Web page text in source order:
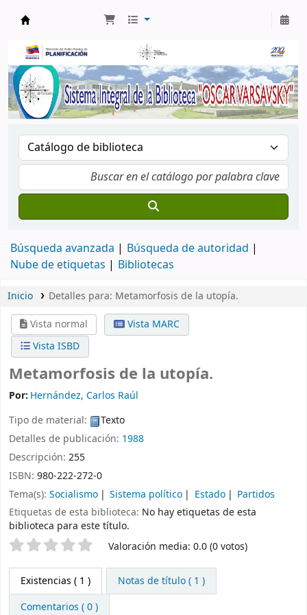
Búsqueda avanzada
Búsqueda de autoridad
Nube de etiquetas
Bibliotecas
Inicio Detalles para: Metamorfosis de la utopía.
Vista normal
Vista MARC
Vista ISBD
Metamorfosis de la utopía.
Por: Hernández, Carlos Raúl
Tipo de material:
Texto
Detalles de publicación: 1988
Descripción: 255
ISBN: 980-222-272-0
Tema(s): Socialismo Sistema político Estado
Partidos
Etiquetas de esta biblioteca: No hay etiquetas de esta
biblioteca para este título.
Valoración Valoración media: 0.0 (0 votos)
Existencias ( 1 )
Notas de título ( 1 )
Comentarios ( 0 )